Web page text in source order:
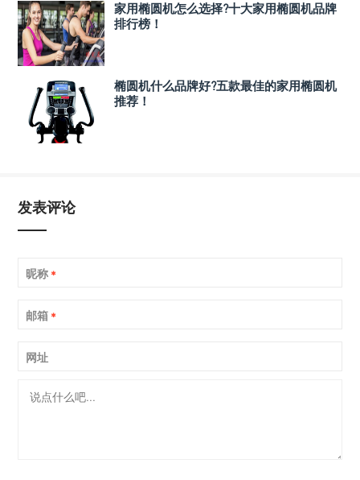
家用椭圆机怎么选择?十大家用椭圆机品牌
排行榜！
椭圆机什么品牌好?五款最佳的家用椭圆机
推荐！
发表评论
昵称 *
邮箱 *
网址